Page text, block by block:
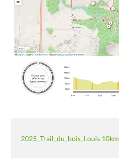
2025_Trail_du_bois_Louis 10km